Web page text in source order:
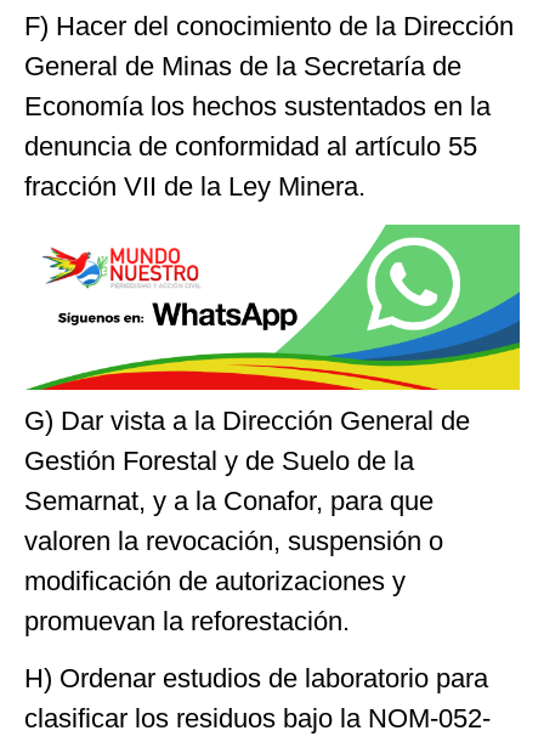
F) Hacer del conocimiento de la Dirección
General de Minas de la Secretaría de
Economía los hechos sustentados en la
denuncia de conformidad al artículo 55
fracción VII de la Ley Minera.
G) Dar vista a la Dirección General de
Gestión Forestal y de Suelo de la
Semarnat, y a la Conafor, para que
valoren la revocación, suspensión o
modificación de autorizaciones y
promuevan la reforestación.
H) Ordenar estudios de laboratorio para
clasificar los residuos bajo la NOM-052-